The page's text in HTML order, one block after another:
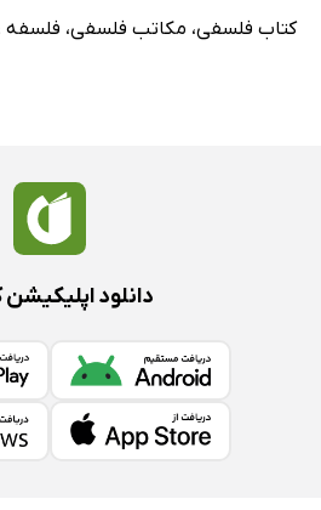
کتاب فلسفی، مکاتب فلسفی، فلسفه
دانلود اپلیکیشن